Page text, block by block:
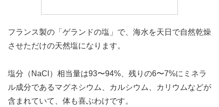
フランス製の「ゲランドの塩」で、海水を天日で自然乾燥
させただけの天然塩になります。
塩分（NaCl）相当量は93〜94%、残りの6〜7%にミネラ
ル成分であるマグネシウム、カルシウム、カリウムなどが
含まれていて、体も喜ぶわけです。